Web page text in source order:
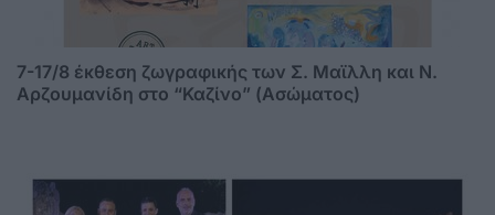
7-17/8 έκθεση ζωγραφικής των Σ. Μαϊλλη και Ν.
Αρζουμανίδη στο “Καζίνο” (Ασώματος)